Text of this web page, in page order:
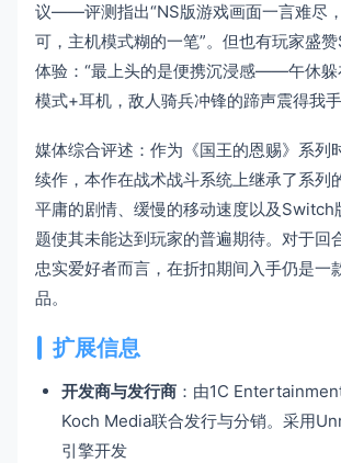
议——评测指出“NS版游戏画面一言难尽
可，主机模式糊的一笔”。但也有玩家盛
体验：“最上头的是便携沉浸感——午休躲
模式+耳机，敌人骑兵冲锋的蹄声震得我手
媒体综合评述：作为《国王的恩赐》系列
续作，本作在战术战斗系统上继承了系列
平庸的剧情、缓慢的移动速度以及Switch
题使其未能达到玩家的普遍期待。对于回
忠实爱好者而言，在折扣期间入手仍是一
品。
扩展信息
开发商与发行商 ：由1C
Koch Media联合发行与分销。采用
引擎开发